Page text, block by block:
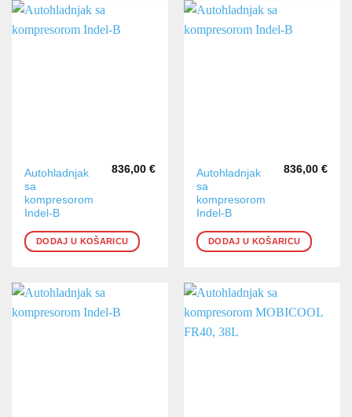
Autohladnjak
sa
kompresorom
Indel-B
836,00 €
DODAJ U KOŠARICU
Autohladnjak
sa
kompresorom
Indel-B
836,00 €
DODAJ U KOŠARICU